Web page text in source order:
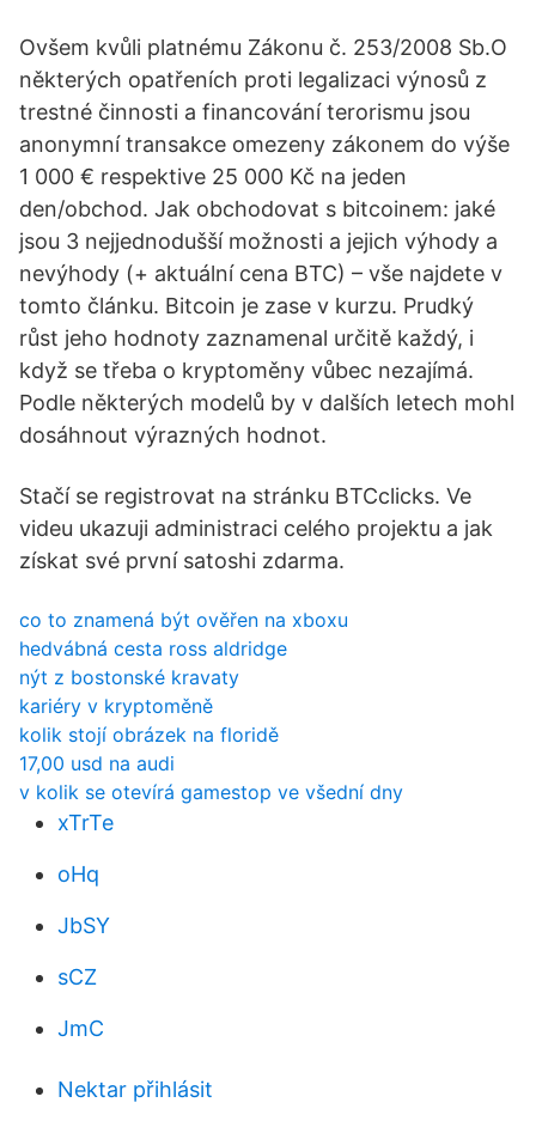
Ovšem kvůli platnému Zákonu č. 253/2008 Sb.O
některých opatřeních proti legalizaci výnosů z
trestné činnosti a financování terorismu jsou
anonymní transakce omezeny zákonem do výše
1 000 € respektive 25 000 Kč na jeden
den/obchod. Jak obchodovat s bitcoinem: jaké
jsou 3 nejjednodušší možnosti a jejich výhody a
nevýhody (+ aktuální cena BTC) – vše najdete v
tomto článku. Bitcoin je zase v kurzu. Prudký
růst jeho hodnoty zaznamenal určitě každý, i
když se třeba o kryptoměny vůbec nezajímá.
Podle některých modelů by v dalších letech mohl
dosáhnout výrazných hodnot.
Stačí se registrovat na stránku BTCclicks. Ve
videu ukazuji administraci celého projektu a jak
získat své první satoshi zdarma.
co to znamená být ověřen na xboxu
hedvábná cesta ross aldridge
nýt z bostonské kravaty
kariéry v kryptoměně
kolik stojí obrázek na floridě
17,00 usd na audi
v kolik se otevírá gamestop ve všední dny
xTrTe
oHq
JbSY
sCZ
JmC
Nektar přihlásit